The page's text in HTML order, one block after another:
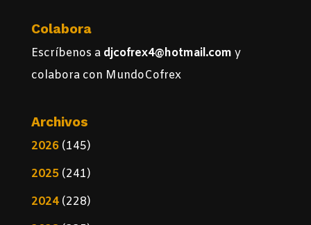
Colabora
Escríbenos a djcofrex4@hotmail.com y
colabora con MundoCofrex
Archivos
2026(145)
2025(241)
2024(228)